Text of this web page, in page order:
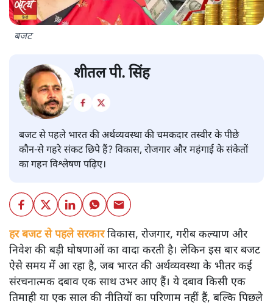
बजट
शीतल पी. सिंह
बजट से पहले भारत की अर्थव्यवस्था की चमकदार तस्वीर के पीछे
कौन-से गहरे संकट छिपे हैं? विकास, रोजगार और महंगाई के संकेतों
का गहन विश्लेषण पढ़िए।
हर बजट से पहले सरकारविकास, रोजगार, गरीब कल्याण और
निवेश की बड़ी घोषणाओं का वादा करती है। लेकिन इस बार बजट
ऐसे समय में आ रहा है, जब भारत की अर्थव्यवस्था के भीतर कई
संरचनात्मक दबाव एक साथ उभर आए हैं। ये दबाव किसी एक
तिमाही या एक साल की नीतियों का परिणाम नहीं हैं, बल्कि पिछले